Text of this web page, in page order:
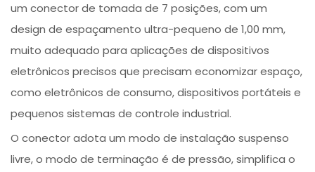
um conector de tomada de 7 posições, com um
design de espaçamento ultra-pequeno de 1,00 mm,
muito adequado para aplicações de dispositivos
eletrônicos precisos que precisam economizar espaço,
como eletrônicos de consumo, dispositivos portáteis e
pequenos sistemas de controle industrial.
O conector adota um modo de instalação suspenso
livre, o modo de terminação é de pressão, simplifica o